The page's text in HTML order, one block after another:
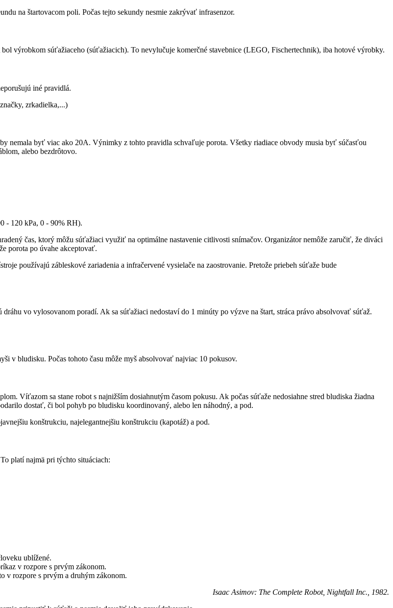
na štartovacom poli. Počas tejto sekundy nesmie zakrývať infrasenzor.
výrobkom súťažiaceho (súťažiacich). To nevylučuje komerčné stavebnice (LEGO, Fischertechnik), iba hotové výrobky.
iné pravidlá.
zrkadielka,...)
nemala byť viac ako 20A. Výnimky z tohto pravidla schvaľuje porota. Všetky riadiace obvody musia byť súčasťou
alebo bezdrôtovo.
- 120 kPa, 0 - 90% RH).
čas, ktorý môžu súťažiaci využiť na optimálne nastavenie citlivosti snímačov. Organizátor nemôže zaručiť, že diváci
porota po úvahe akceptovať.
používajú zábleskové zariadenia a infračervené vysielače na zaostrovanie. Pretože priebeh súťaže bude
vo vylosovanom poradí. Ak sa súťažiaci nedostaví do 1 minúty po výzve na štart, stráca právo absolvovať súťaž.
v bludisku. Počas tohoto času môže myš absolvovať najviac 10 pokusov.
Víťazom sa stane robot s najnižším dosiahnutým časom pokusu. Ak počas súťaže nedosiahne stred bludiska žiadna
dostať, či bol pohyb po bludisku koordinovaný, alebo len náhodný, a pod.
konštrukciu, najelegantnejšiu konštrukciu (kapotáž) a pod.
platí najmä pri týchto situáciach:
ublížené.
v rozpore s prvým zákonom.
v rozpore s prvým a druhým zákonom.
Isaac Asimov: The Complete Robot, Nightfall Inc., 1982.